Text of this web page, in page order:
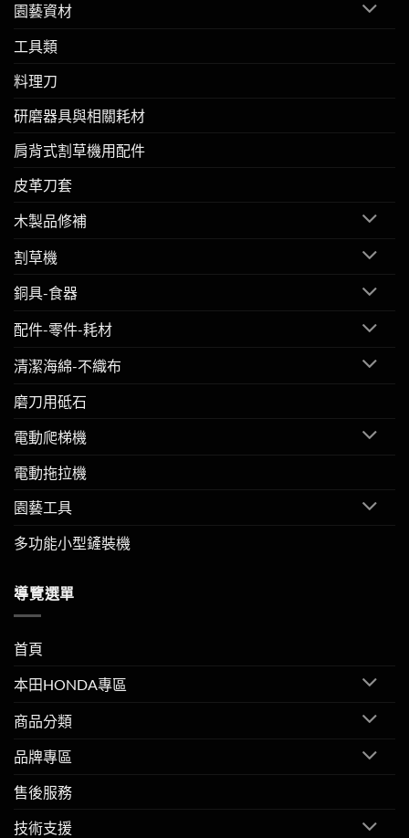
園藝資材
工具類
料理刀
研磨器具與相關耗材
肩背式割草機用配件
皮革刀套
木製品修補
割草機
銅具-食器
配件-零件-耗材
清潔海綿-不織布
磨刀用砥石
電動爬梯機
電動拖拉機
園藝工具
多功能小型鏟裝機
導覽選單
首頁
本田HONDA專區
商品分類
品牌專區
售後服務
技術支援